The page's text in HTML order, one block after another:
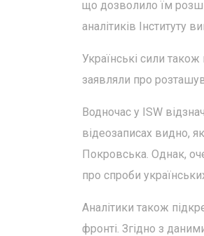
що дозволило їм
аналітиків Інституту
Українські сили
заявляли про
Водночас у ISW
відеозаписах видно,
Покровська. Однак,
про спроби
Аналітики також
фронті. Згідно з